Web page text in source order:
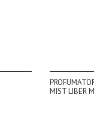
MIST LIBER